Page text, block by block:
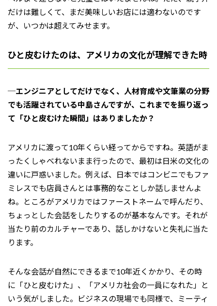
だけは難しくて、まだ美味しいお店には適わないのです
が、いつかは超えてみせます。
ひと皮むけたのは、アメリカの文化が理解できた時
─エンジニアとしてだけでなく、人材育成や文筆業の分野
でも活躍されている中島さんですが、これまでを振り返っ
て「ひと皮むけた瞬間」はありましたか？
アメリカに渡って10年くらい経ってからですね。英語がま
ったくしゃべれないまま行ったので、最初は日米の文化の
違いに戸惑いました。例えば、日本ではコンビニでもファ
ミレスでも店員さんとは事務的なことしか話しませんよ
ね。ところがアメリカではファーストネームで呼んだり、
ちょっとした会話をしたりするのが基本なんです。それが
当たり前のカルチャーであり、話しかけないと失礼に当た
ります。
そんな会話が自然にできるまで10年近くかかり、その時
に「ひと皮むけた」、「アメリカ社会の一員になれた」と
いう気がしました。ビジネスの現場でも同様で、ミーティ